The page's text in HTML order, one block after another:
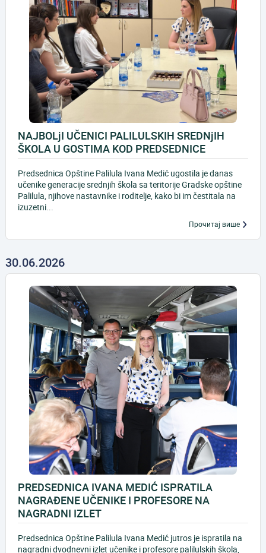
NAJBOLjI UČENICI PALILULSKIH SREDNjIH
ŠKOLA U GOSTIMA KOD PREDSEDNICE
Predsednica Opštine Palilula Ivana Medić ugostila je danas
učenike generacije srednjih škola sa teritorije Gradske opštine
Palilula, njihove nastavnike i roditelje, kako bi im čestitala na
izuzetni...
Прочитај више
30.06.2026
PREDSEDNICA IVANA MEDIĆ ISPRATILA
NAGRAĐENE UČENIKE I PROFESORE NA
NAGRADNI IZLET
Predsednica Opštine Palilula Ivana Medić jutros je ispratila na
nagradni dvodnevni izlet učenike i profesore palilulskih škola,